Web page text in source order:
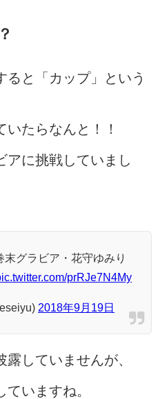
ると「カップ」という
たらなんと！！
アに挑戦していまし
末グラビア・花守ゆみり
prRJe7N4My
2018年9月19日
していませんが、
いますね。